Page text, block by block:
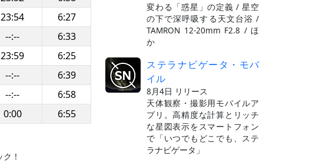
23:54
6:27
--:--
6:33
23:59
6:25
--:--
6:39
--:--
6:58
0:00 6:55
！
変わる「惑星」の定義 / 星空
の下で深呼吸する天文台浴 /
TAMRON 12-20mm F2.8 / ほ
か
ステラナビゲータ・モバ
イル
8月4日 リリース
天体観察・撮影用モバイルア
プリ。高精度な計算とリッチ
な星図表示をスマートフォン
で「いつでもどこでも、ステ
ラナビゲータ」